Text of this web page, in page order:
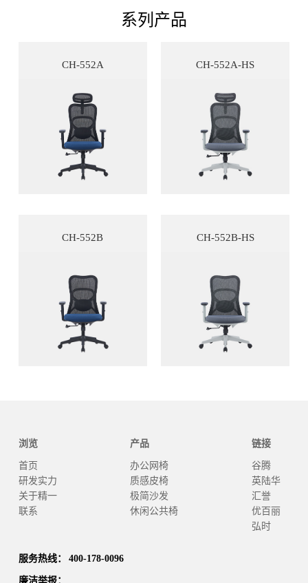
系列产品
CH-552A CH-552A-HS
CH-552B CH-552B-HS
浏览
首页
研发实力
关于精一
联系
产品
办公网椅
质感皮椅
极简沙发
休闲公共椅
链接
谷腾
英陆华
汇誉
优百丽
弘时
服务热线： 400-178-0096
廉洁举报：